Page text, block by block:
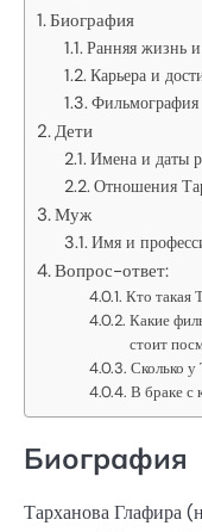
Биография
Ранняя жизнь
Карьера и
Фильмография
Дети
Имена и даты
Отношения
Муж
Имя и
Вопрос-ответ:
Кто такая
Какие
стоит
Сколько
В браке с
Биография
Тарханова Глафира